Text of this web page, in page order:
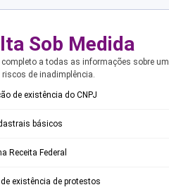
Sob Medida
a todas as informações sobre um
riscos de inadimplência.
de existência do CNPJ
básicos
Receita Federal
existência de protestos